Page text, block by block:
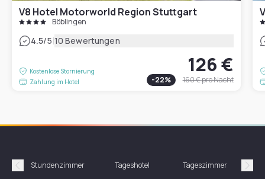
V8 Hotel Motorworld Region Stuttgart
Böblingen
4.5/5|10 Bewertungen
Kostenlose Stornierung
Zahlung im Hotel
126 €
-22% 160 €pro Nacht
Précédent
Stundenzimmer Tageshotel Tageszimmer